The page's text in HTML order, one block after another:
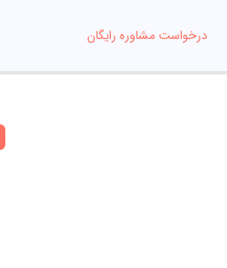
درخواست مشاوره رایگان